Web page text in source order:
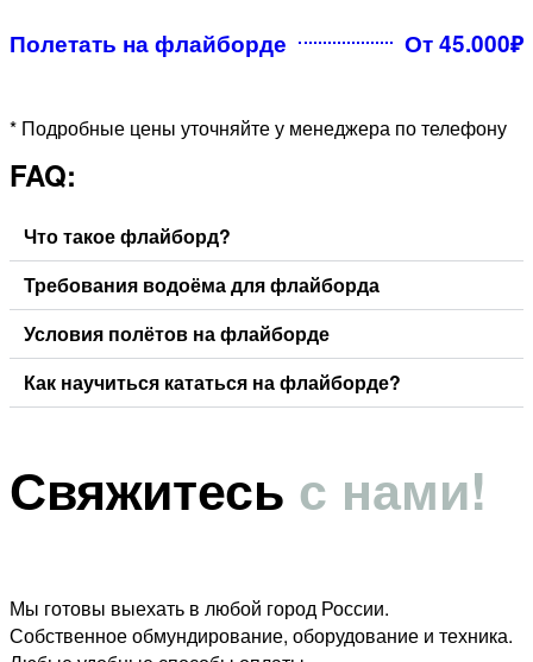
Полетать на флайборде От 45.000₽
* Подробные цены уточняйте у менеджера по телефону
FAQ:
Что такое флайборд?
Требования водоёма для флайборда
Условия полётов на флайборде
Как научиться кататься на флайборде?
Свяжитесь с нами!
Мы готовы выехать в любой город России.
Собственное обмундирование, оборудование и техника.